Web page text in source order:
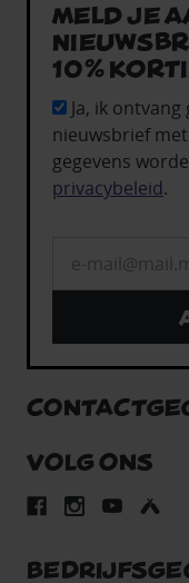
Meld je
10%
Ja, ik
nieuwsbrief
gegevens
privacybeleid.
VOLG ONS